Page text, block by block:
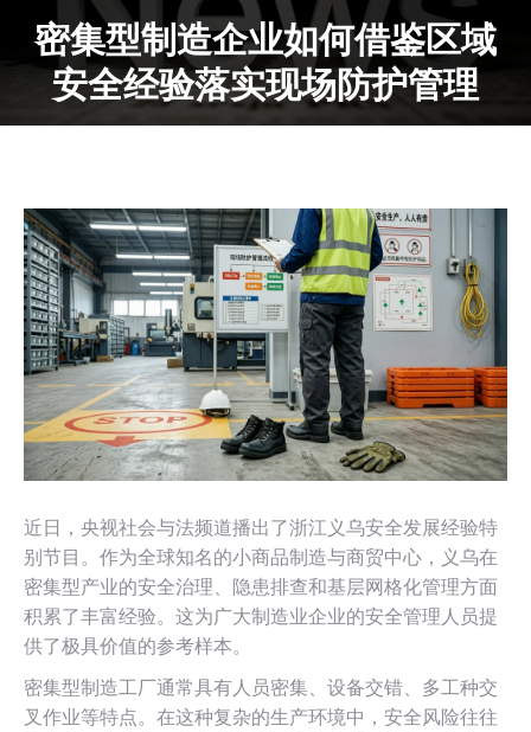
密集型制造企业如何借鉴区域
安全经验落实现场防护管理
近日，央视社会与法频道播出了浙江义乌安全发展经验特
别节目。作为全球知名的小商品制造与商贸中心，义乌在
密集型产业的安全治理、隐患排查和基层网格化管理方面
积累了丰富经验。这为广大制造业企业的安全管理人员提
供了极具价值的参考样本。
密集型制造工厂通常具有人员密集、设备交错、多工种交
叉作业等特点。在这种复杂的生产环境中，安全风险往往